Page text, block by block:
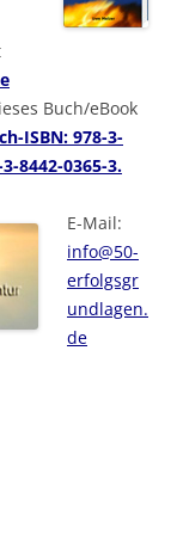
Buch/eBook
ISBN: 978-3-
8442-0365-3.
E-Mail:
info@50-
erfolgsgr
undlagen.
de